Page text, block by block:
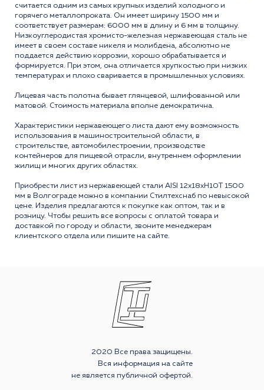
считается одним из самых крупных изделий холодного и
горячего металлопроката. Он имеет ширину 1500 мм и
соответствует размерам: 6000 мм в длину и 6 мм в толщину.
Низкоуглеродистая хромисто-железная нержавеющая сталь не
имеет в своем составе никеля и молибдена, абсолютно не
поддается действию коррозии, хорошо обрабатывается и
формируется. При этом, она отличается хрупкостью при низких
температурах и плохо сваривается в промышленных условиях.
Лицевая часть полотна бывает глянцевой, шлифованной или
матовой. Стоимость материала вполне демократична.
Характеристики нержавеющего листа дают ему возможность
использования в машиностроительной области, в
строительстве, автомобилестроении, производстве
контейнеров для пищевой отрасли, внутреннем оформлении
жилищ и многих других областях.
Приобрести лист из нержавеющей стали AISI 12x18xH10T 1500
мм в Волгограде можно в компании Стилтехснаб по невысокой
цене. Изделия предлагаются к покупке как оптом, так и в
розницу. Чтобы решить все вопросы с оплатой товара и
доставкой по городу и области, звоните менеджерам
клиентского отдела или пишите на сайте.
2020 Все права защищены.
Вся информация на сайте
не является публичной офертой.